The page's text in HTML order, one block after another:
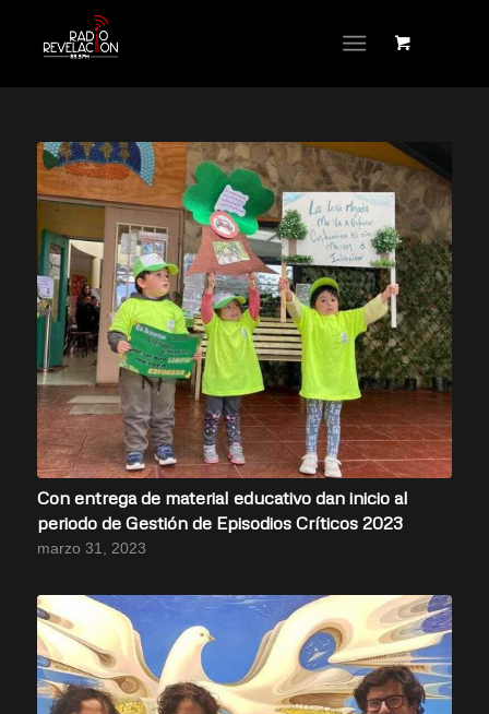
Con entrega de material educativo dan inicio al
periodo de Gestión de Episodios Críticos 2023
marzo 31, 2023